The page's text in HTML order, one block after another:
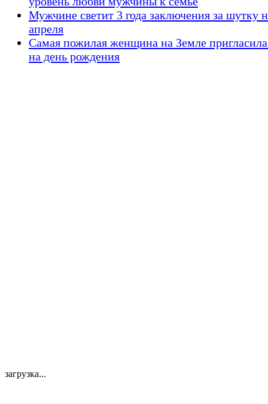
Мужчине светит 3 года заключения за шутку
апреля
Самая пожилая женщина на Земле
на день рождения
загрузка...